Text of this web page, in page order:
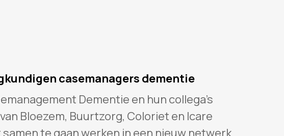
casemanagers dementie
Dementie en hun collega’s
Bloezem, Buurtzorg, Coloriet en Icare